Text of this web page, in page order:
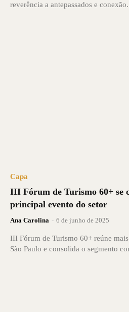
reverência a antepassados e
Capa
III Fórum de Turismo 60+ se
principal evento do setor
Ana Carolina - 6 de junho de 2025
III Fórum de Turismo 60+ reúne
São Paulo e consolida o segmento